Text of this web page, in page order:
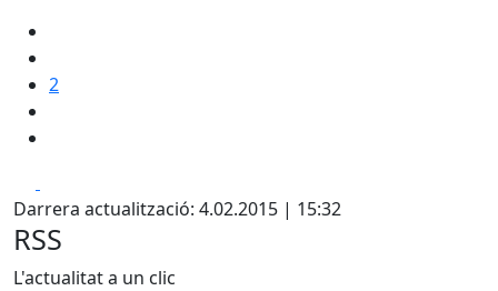
2
Darrera actualització: 4.02.2015 | 15:32
RSS
L'actualitat a un clic